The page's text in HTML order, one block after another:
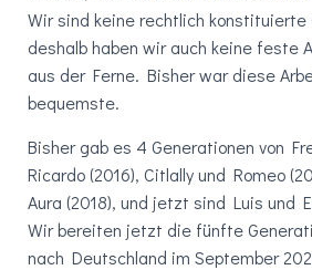
Wir sind keine rechtlich konstituierte
deshalb haben wir auch keine feste
aus der Ferne. Bisher war diese
bequemste.
Bisher gab es 4 Generationen von
Ricardo (2016), Citlally und Romeo
Aura (2018), und jetzt sind Luis und
Wir bereiten jetzt die fünfte
nach Deutschland im September